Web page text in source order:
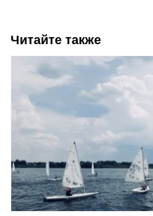
Читайте также